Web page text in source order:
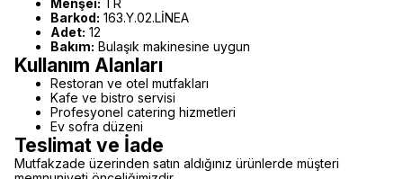
Menşei: TR
Barkod: 163.Y.02.LİNEA
Adet: 12
Bakım: Bulaşık makinesine uygun
Kullanım Alanları
Restoran ve otel mutfakları
Kafe ve bistro servisi
Profesyonel catering hizmetleri
Ev sofra düzeni
Teslimat ve İade
Mutfakzade üzerinden satın aldığınız ürünlerde müşteri